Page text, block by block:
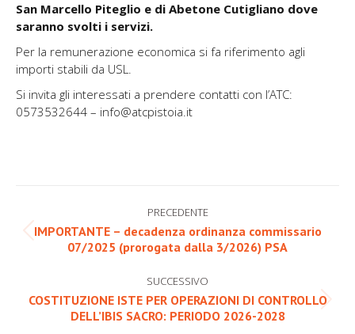
San Marcello Piteglio e di Abetone Cutigliano dove
saranno svolti i servizi.
Per la remunerazione economica si fa riferimento agli
importi stabili da USL.
Si invita gli interessati a prendere contatti con l’ATC:
0573532644 – info@atcpistoia.it
tra
post
PRECEDENTE
Post
precedente:
IMPORTANTE – decadenza ordinanza commissario
07/2025 (prorogata dalla 3/2026) PSA
SUCCESSIVO
Prossimo
post:
COSTITUZIONE ISTE PER OPERAZIONI DI CONTROLLO
DELL’IBIS SACRO: PERIODO 2026-2028